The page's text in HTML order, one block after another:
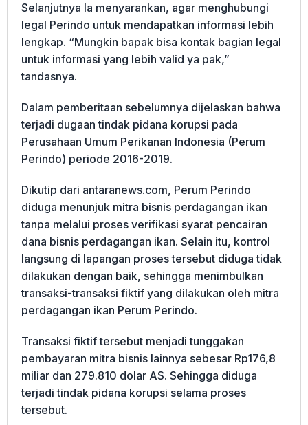
Selanjutnya Ia menyarankan, agar menghubungi
legal Perindo untuk mendapatkan informasi lebih
lengkap. “Mungkin bapak bisa kontak bagian legal
untuk informasi yang lebih valid ya pak,”
tandasnya.
Dalam pemberitaan sebelumnya dijelaskan bahwa
terjadi dugaan tindak pidana korupsi pada
Perusahaan Umum Perikanan Indonesia (Perum
Perindo) periode 2016-2019.
Dikutip dari antaranews.com, Perum Perindo
diduga menunjuk mitra bisnis perdagangan ikan
tanpa melalui proses verifikasi syarat pencairan
dana bisnis perdagangan ikan. Selain itu, kontrol
langsung di lapangan proses tersebut diduga tidak
dilakukan dengan baik, sehingga menimbulkan
transaksi-transaksi fiktif yang dilakukan oleh mitra
perdagangan ikan Perum Perindo.
Transaksi fiktif tersebut menjadi tunggakan
pembayaran mitra bisnis lainnya sebesar Rp176,8
miliar dan 279.810 dolar AS. Sehingga diduga
terjadi tindak pidana korupsi selama proses
tersebut.